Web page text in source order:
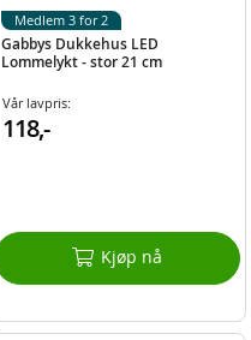
Gabbys Dukkehus LED
Lommelykt - stor 21 cm
Vår lavpris:
118,-
Kjøp nå
Medlem 3 for 2